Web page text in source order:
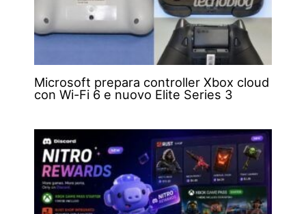
Microsoft prepara controller Xbox cloud
con Wi-Fi 6 e nuovo Elite Series 3